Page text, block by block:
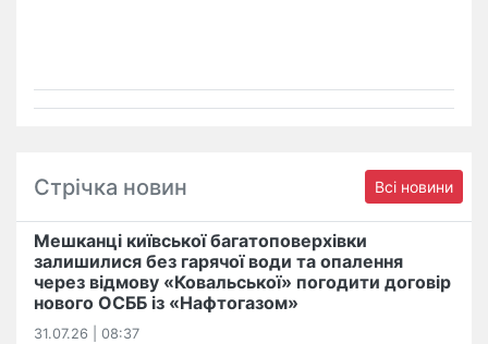
Стрічка новин Всі новини
Мешканці київської багатоповерхівки
залишилися без гарячої води та опалення
через відмову «Ковальської» погодити договір
нового ОСББ із «Нафтогазом»
31.07.26 | 08:37